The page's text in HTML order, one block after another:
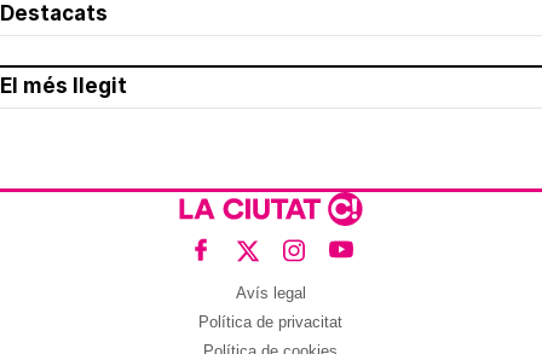
Destacats
El més llegit
Avís legal
Política de privacitat